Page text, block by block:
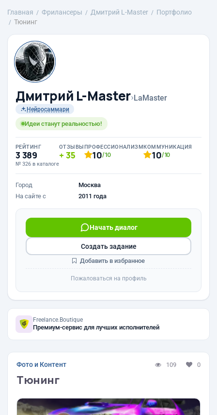
Главная Фрилансеры Дмитрий L-Master
Портфолио
Тюнинг
Дмитрий L-Master›LaMaster
Нейросаммари
Идеи станут реальностью!
РЕЙТИНГ
3 389
№ 326 в каталоге
ОТЗЫВЫ
35
ПРОФЕССИОНАЛИЗМ
10/10
КОММУНИКАЦИЯ
10/10
Город
Москва
На сайте с
2011 года
Начать диалог
Создать задание
Добавить в избранное
Пожаловаться на профиль
Freelance.Boutique
Премиум-сервис для лучших исполнителей
Фото и Контент 109 0
Тюнинг